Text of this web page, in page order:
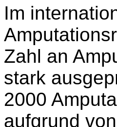
Im
Zahl an
stark
2000
aufgrund